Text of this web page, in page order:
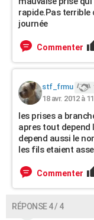
rapide.Pas terrible
journée
Commenter
stf_frmu
18 avr. 2012 à
les prises a
apres tout depend
depend aussi le
les fils etaient
Commenter
RÉPONSE 4 / 4